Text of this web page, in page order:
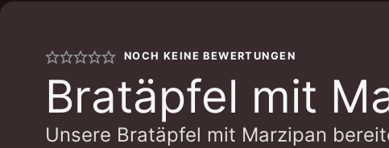
NOCH KEINE BEWERTUNGEN
Bratäpfel mit
Unsere Bratäpfel mit Marzipan